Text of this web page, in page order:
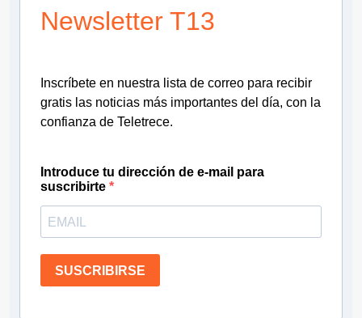
Newsletter T13
Inscríbete en nuestra lista de correo para recibir
gratis las noticias más importantes del día, con la
confianza de Teletrece.
Introduce tu dirección de e-mail para
suscribirte
SUSCRIBIRSE